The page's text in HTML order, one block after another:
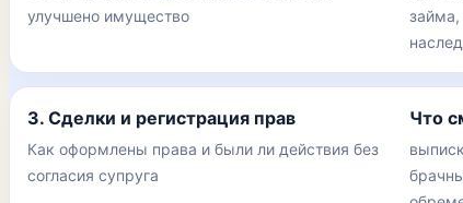
улучшено имущество
3. Сделки и регистрация прав
Как оформлены права и были ли действия без
согласия супруга
Что